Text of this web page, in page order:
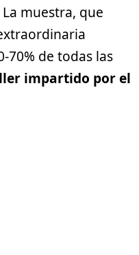
muestra, que
70% de todas las
impartido por el